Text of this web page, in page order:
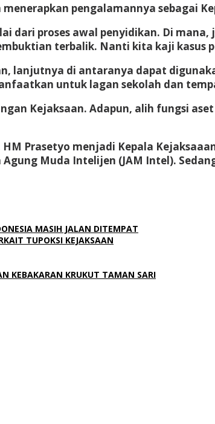
pengalamannya sebagai
dari proses awal penyidikan. Di
terbalik. Nanti kita kaji kasus
lanjutnya di antaranya dapat
untuk lagan sekolah dan
Kejaksaan. Adapun, alih fungsi
Prasetyo menjadi Kepala
Muda Intelijen (JAM Intel).
MASIH JALAN DITEMPAT
TUPOKSI KEJAKSAAN
KEBAKARAN KRUKUT TAMAN SARI